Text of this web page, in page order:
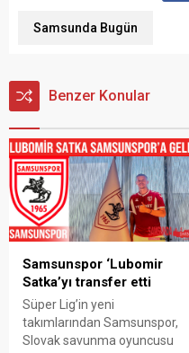
Samsunda Bugün
Benzer Konular
Samsunspor ‘Lubomir
Satka’yı transfer etti
Süper Lig’in yeni
takımlarından Samsunspor,
Slovak savunma oyuncusu